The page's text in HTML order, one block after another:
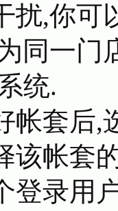
扰,你可
同一门
统.
帐套后,
该帐套
登录用